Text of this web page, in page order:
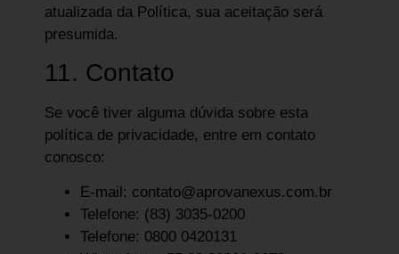
atualizada da Política, sua aceitação será
presumida.
11. Contato
Se você tiver alguma dúvida sobre esta
política de privacidade, entre em contato
conosco:
E-mail: contato@aprovanexus.com.br
Telefone: (83) 3035-0200
Telefone: 0800 0420131